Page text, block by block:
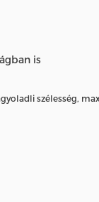
is
szélesség,